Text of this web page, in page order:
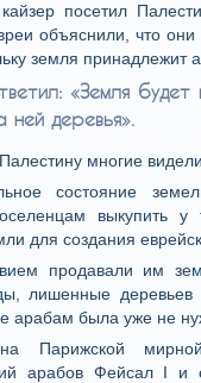
посетил
объяснили, что
земля принадлежит
«Земля будет
деревья».
многие
состояние
выкупить у
для создания
продавали им
лишенные деревьев
арабам была уже не
Парижской мирной
арабов Фейсал I и